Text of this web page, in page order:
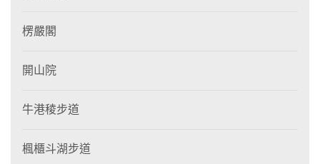
楞嚴閣
開山院
牛港稜步道
楓櫃斗湖步道